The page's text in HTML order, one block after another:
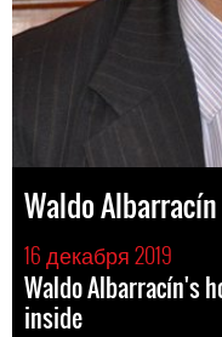
Waldo Albarracín
16 декабря 2019
Waldo Albarracín's
inside